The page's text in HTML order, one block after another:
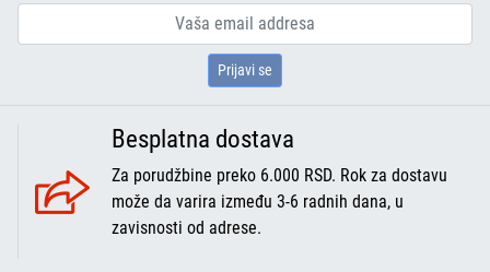
Prijavi se
Besplatna dostava
Za porudžbine preko 6.000 RSD. Rok za dostavu
može da varira između 3-6 radnih dana, u
zavisnosti od adrese.